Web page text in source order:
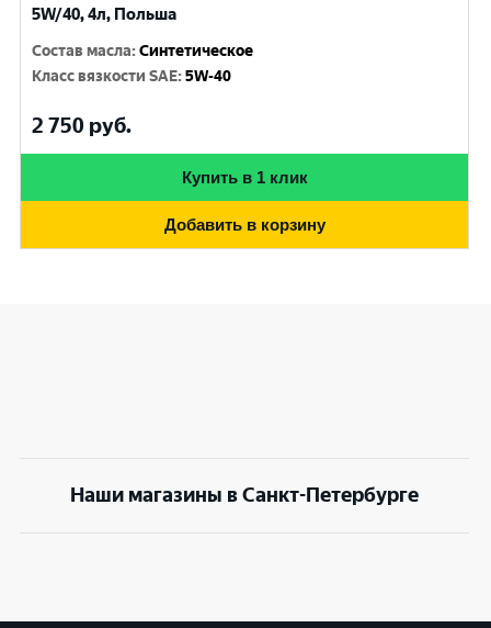
5W/40, 4л, Польша
Состав масла:Синтетическое
Класс вязкости SAE:5W-40
2 750 руб.
Купить в 1 клик
Добавить в корзину
Наши магазины в Санкт-Петербурге